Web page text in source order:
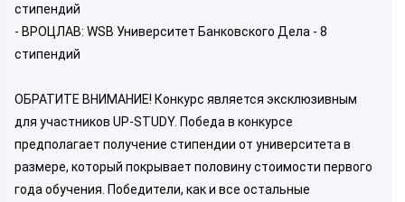
стипендий
- ВРОЦЛАВ: WSB Университет Банковского Дела - 8
стипендий
ОБРАТИТЕ ВНИМАНИЕ! Конкурс является эксклюзивным
для участников UP-STUDY. Победа в конкурсе
предполагает получение стипендии от университета в
размере, который покрывает половину стоимости первого
года обучения. Победители, как и все остальные